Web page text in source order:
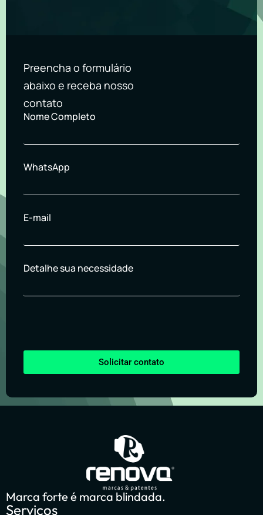
Preencha o formulário
abaixo e receba nosso
contato
Nome Completo
WhatsApp
E-mail
Detalhe sua necessidade
Solicitar contato
Marca forte é marca blindada.
Serviços